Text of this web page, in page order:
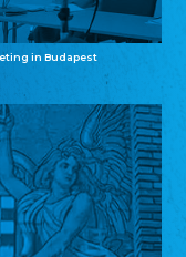
in Budapest